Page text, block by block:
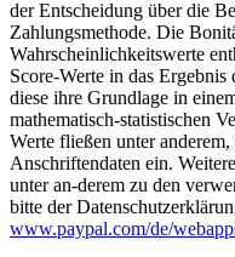
der Entscheidung über die
Zahlungsmethode. Die
Wahrscheinlichkeitswerte
Score-Werte in das
diese ihre Grundlage in
mathematisch-statistischen
Werte fließen unter
Anschriftendaten ein.
unter an-derem zu den
bitte der
www.paypal.com/de/